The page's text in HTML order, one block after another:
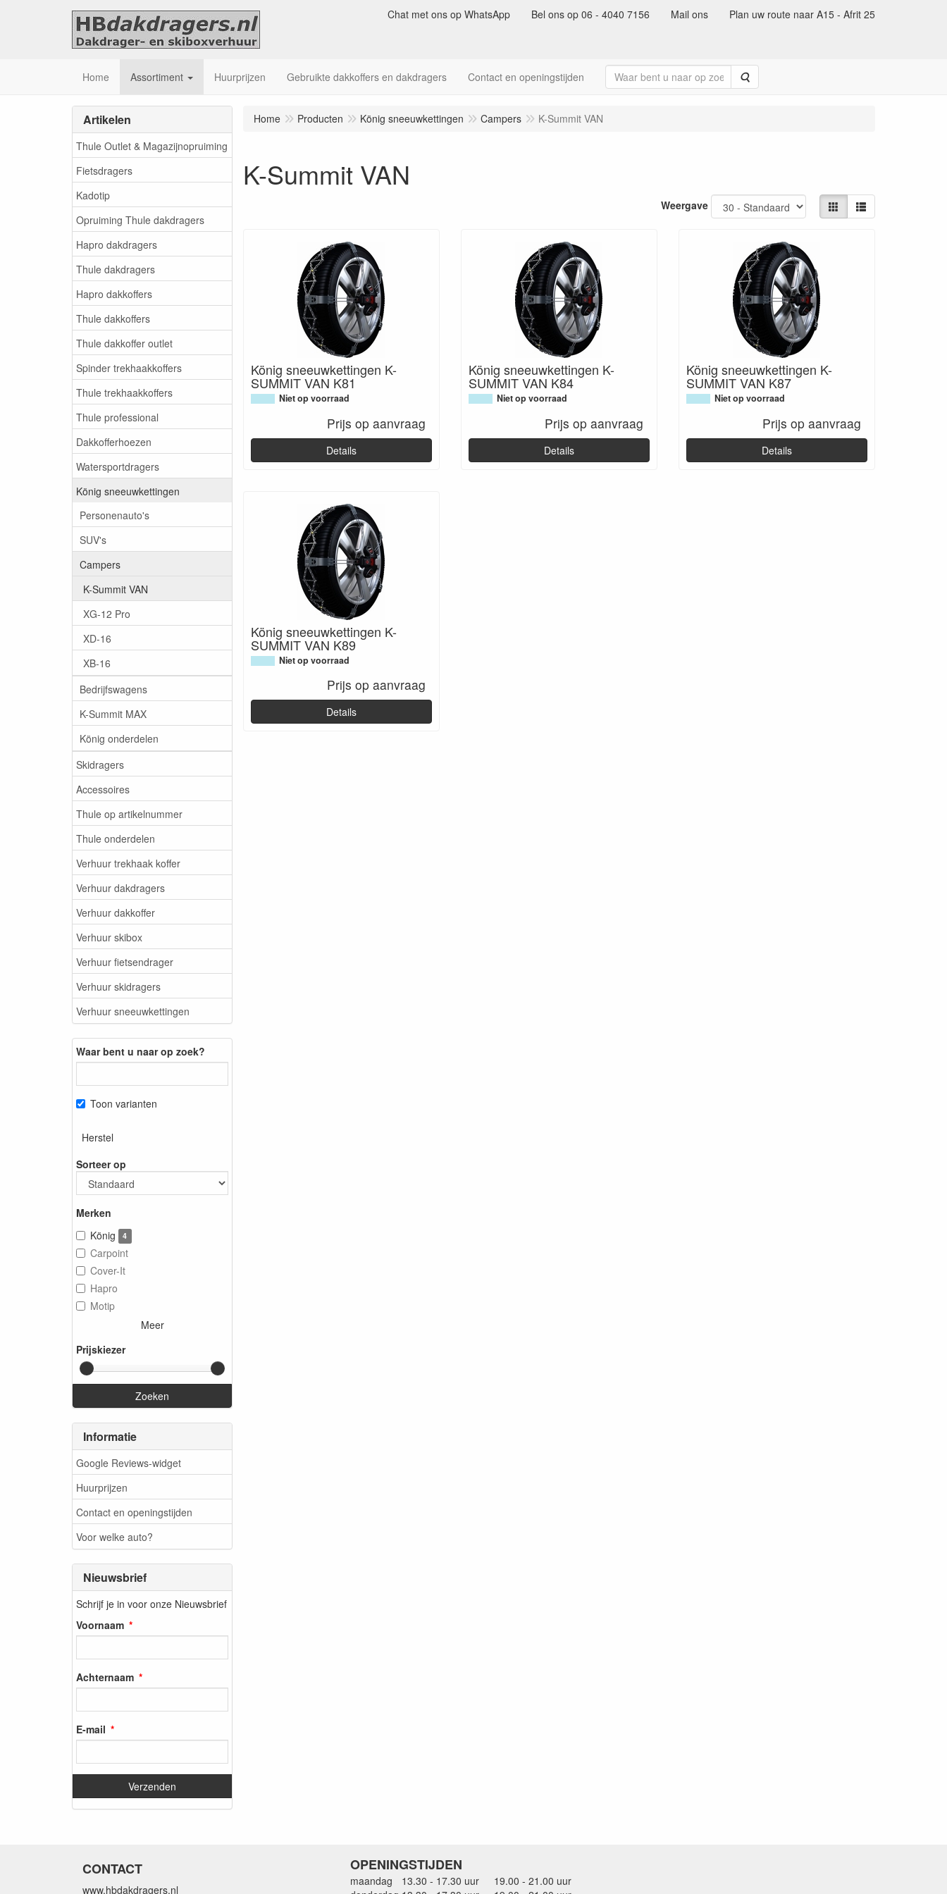
Chat met ons op WhatsApp Bel ons op 06 - 4040 7156 Mail ons Plan uw route naar A15 - Afrit 25
Home Assortiment Huurprijzen Gebruikte dakkoffers en dakdragers Contact en openingstijden Zoeken
Artikelen
Thule Outlet & Magazijnopruiming
Fietsdragers
Kadotip
Opruiming Thule dakdragers
Hapro dakdragers
Thule dakdragers
Hapro dakkoffers
Thule dakkoffers
Thule dakkoffer outlet
Spinder trekhaakkoffers
Thule trekhaakkoffers
Thule professional
Dakkofferhoezen
Watersportdragers
König sneeuwkettingen
Personenauto's
SUV's
Campers
K-Summit VAN
XG-12 Pro
XD-16
XB-16
Bedrijfswagens
K-Summit MAX
König onderdelen
Skidragers
Accessoires
Thule op artikelnummer
Thule onderdelen
Verhuur trekhaak koffer
Verhuur dakdragers
Verhuur dakkoffer
Verhuur skibox
Verhuur fietsendrager
Verhuur skidragers
Verhuur sneeuwkettingen
Waar bent u naar op zoek?
Toon varianten
Herstel
Sorteer op
Merken
König
4
Carpoint
Cover-It
Hapro
Motip
Meer
Prijskiezer
Zoeken
Informatie
Google Reviews-widget
Huurprijzen
Contact en openingstijden
Voor welke auto?
Nieuwsbrief
Schrijf je in voor onze Nieuwsbrief
Voornaam
Achternaam
E-mail
Home Producten König sneeuwkettingen Campers K-Summit VAN
K-Summit VAN
Weergave
König sneeuwkettingen K-
SUMMIT VAN K81
Niet op voorraad
Prijs op aanvraag
Details
König sneeuwkettingen K-
SUMMIT VAN K84
Niet op voorraad
Prijs op aanvraag
Details
König sneeuwkettingen K-
SUMMIT VAN K87
Niet op voorraad
Prijs op aanvraag
Details
König sneeuwkettingen K-
SUMMIT VAN K89
Niet op voorraad
Prijs op aanvraag
Details
CONTACT
www.hbdakdragers.nl
OPENINGSTIJDEN
maandag 13.30 - 17.30 uur
19.00 - 21.00 uur